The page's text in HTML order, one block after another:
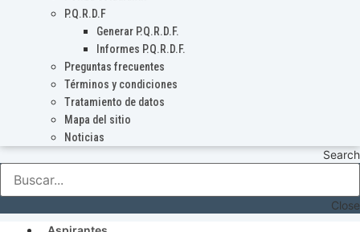
P.Q.R.D.F
Generar P.Q.R.D.F.
Informes P.Q.R.D.F.
Preguntas frecuentes
Términos y condiciones
Tratamiento de datos
Mapa del sitio
Noticias
Search
Close